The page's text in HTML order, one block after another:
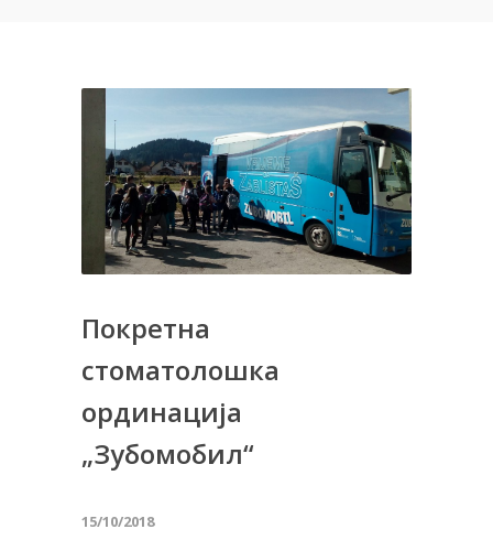
Покретна
стоматолошка
ординација
„Зубомобил“
15/10/2018